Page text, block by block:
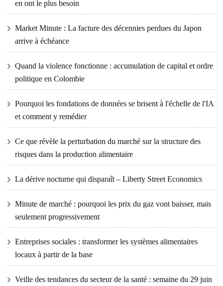
en ont le plus besoin
Market Minute : La facture des décennies perdues du Japon
arrive à échéance
Quand la violence fonctionne : accumulation de capital et ordre
politique en Colombie
Pourquoi les fondations de données se brisent à l'échelle de l'IA
et comment y remédier
Ce que révèle la perturbation du marché sur la structure des
risques dans la production alimentaire
La dérive nocturne qui disparaît – Liberty Street Economics
Minute de marché : pourquoi les prix du gaz vont baisser, mais
seulement progressivement
Entreprises sociales : transformer les systèmes alimentaires
locaux à partir de la base
Veille des tendances du secteur de la santé : semaine du 29 juin